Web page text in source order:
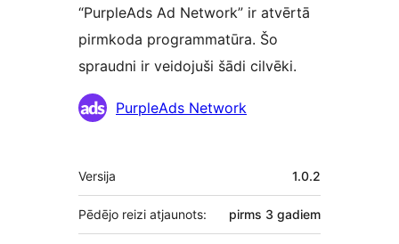
“PurpleAds Ad Network” ir atvērtā
pirmkoda programmatūra. Šo
spraudni ir veidojuši šādi cilvēki.
Līdzdalībnieki
PurpleAds Network
Meta
Versija 1.0.2
Pēdējo reizi atjaunots: pirms 3 gadiem